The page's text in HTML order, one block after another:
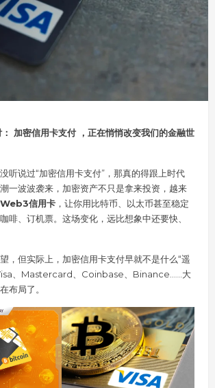
加密信用卡支付 ，正在悄悄改变我们的金融世
听说过“加密信用卡支付”，那真的得跟上时代
一波波袭来，加密资产不只是拿来投资，越来
Web3信用卡 ，让你用比特币、以太币甚至稳定
、订机票。这场变化，远比想象中还要快、
，但实际上，加密信用卡支付早就不是什么“遥
、Mastercard、Coinbase、Binance……大
布局了。